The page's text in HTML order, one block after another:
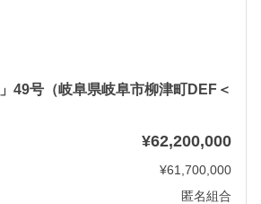
49号（岐阜県岐阜市柳津町DEF＜
¥62,200,000
¥61,700,000
匿名組合